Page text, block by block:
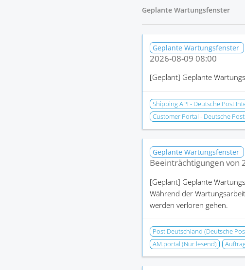
Geplante Wartungsfenster
Geplante Wartungsfenster
2026-08-09 08:00
[Geplant] Geplante
Shipping API - Deutsche Post
Customer Portal - Deutsche
Geplante Wartungsfenster
Beeinträchtigungen von
[Geplant] Geplante
Während der
werden verloren gehen.
Post Deutschland (Deutsche
AM.portal (Nur lesend)